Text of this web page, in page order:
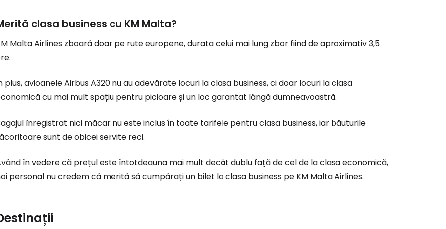
clasa business cu KM Malta?
Malta Airlines zboară doar pe rute europene, durata celui mai lung zbor fiind de aproximativ 3,5
plus, avioanele Airbus A320 nu au adevărate locuri la clasa business, ci doar locuri la clasa
cu mai mult spațiu pentru picioare și un loc garantat lângă dumneavoastră.
înregistrat nici măcar nu este inclus în toate tarifele pentru clasa business, iar băuturile
sunt de obicei servite reci.
în vedere că prețul este întotdeauna mai mult decât dublu față de cel de la clasa economică,
personal nu credem că merită să cumpărați un bilet la clasa business pe KM Malta Airlines.